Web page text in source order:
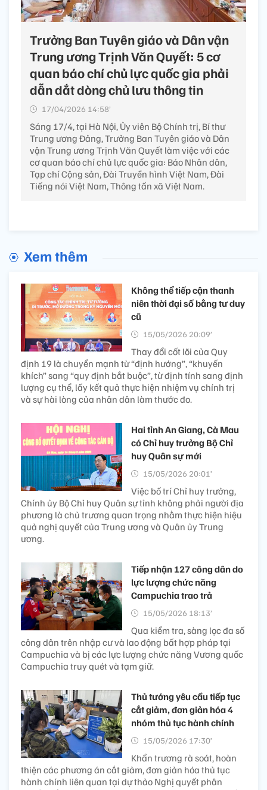
Trưởng Ban Tuyên giáo và Dân vận
Trung ương Trịnh Văn Quyết: 5 cơ
quan báo chí chủ lực quốc gia phải
dẫn dắt dòng chủ lưu thông tin
17/04/2026 14:58’
Sáng 17/4, tại Hà Nội, Ủy viên Bộ Chính trị, Bí thư
Trung ương Đảng, Trưởng Ban Tuyên giáo và Dân
vận Trung ương Trịnh Văn Quyết làm việc với các
cơ quan báo chí chủ lực quốc gia: Báo Nhân dân,
Tạp chí Cộng sản, Đài Truyền hình Việt Nam, Đài
Tiếng nói Việt Nam, Thông tấn xã Việt Nam.
Xem thêm
Không thể tiếp cận thanh
niên thời đại số bằng tư duy
cũ
15/05/2026 20:09’
Thay đổi cốt lõi của Quy
định 19 là chuyển mạnh từ “định hướng”, “khuyến
khích” sang “quy định bắt buộc”, từ định tính sang định
lượng cụ thể, lấy kết quả thực hiện nhiệm vụ chính trị
và sự hài lòng của nhân dân làm thước đo.
Hai tỉnh An Giang, Cà Mau
có Chỉ huy trưởng Bộ Chỉ
huy Quân sự mới
15/05/2026 20:01’
Việc bố trí Chỉ huy trưởng,
Chính ủy Bộ Chỉ huy Quân sự tỉnh không phải người địa
phương là chủ trương quan trọng nhằm thực hiện hiệu
quả nghị quyết của Trung ương và Quân ủy Trung
ương.
Tiếp nhận 127 công dân do
lực lượng chức năng
Campuchia trao trả
15/05/2026 18:13’
Qua kiểm tra, sàng lọc đa số
công dân trên nhập cư và lao động bất hợp pháp tại
Campuchia và bị các lực lượng chức năng Vương quốc
Campuchia truy quét và tạm giữ.
Thủ tướng yêu cầu tiếp tục
cắt giảm, đơn giản hóa 4
nhóm thủ tục hành chính
15/05/2026 17:30’
Khẩn trương rà soát, hoàn
thiện các phương án cắt giảm, đơn giản hóa thủ tục
hành chính liên quan tại dự thảo Nghị quyết phân